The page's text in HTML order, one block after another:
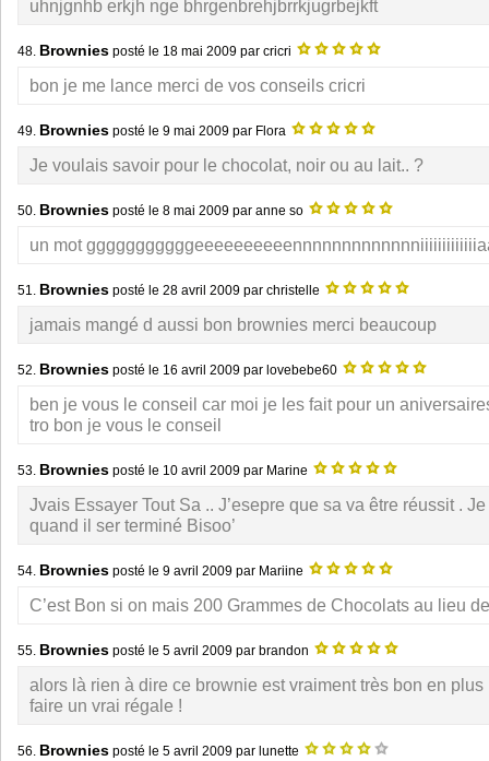
uhnjgnhb erkjh nge bhrgenbrehjbrrkjugrbejkft
48. Brownies posté le 18 mai 2009 par cricri
bon je me lance merci de vos conseils cricri
49. Brownies posté le 9 mai 2009 par Flora
Je voulais savoir pour le chocolat, noir ou au lait.. ?
50. Brownies posté le 8 mai 2009 par anne so
un mot
51. Brownies posté le 28 avril 2009 par christelle
jamais mangé d aussi bon brownies merci beaucoup
52. Brownies posté le 16 avril 2009 par lovebebe60
ben je vous le conseil car moi je les fait pour un
tro bon je vous le conseil
53. Brownies posté le 10 avril 2009 par Marine
Jvais Essayer Tout Sa .. J’esepre que sa va être réussit .
quand il ser terminé Bisoo’
54. Brownies posté le 9 avril 2009 par Mariine
C’est Bon si on mais 200 Grammes de Chocolats au lieu
55. Brownies posté le 5 avril 2009 par brandon
alors là rien à dire ce brownie est vraiment très bon en
faire un vrai régale !
56. Brownies posté le 5 avril 2009 par lunette